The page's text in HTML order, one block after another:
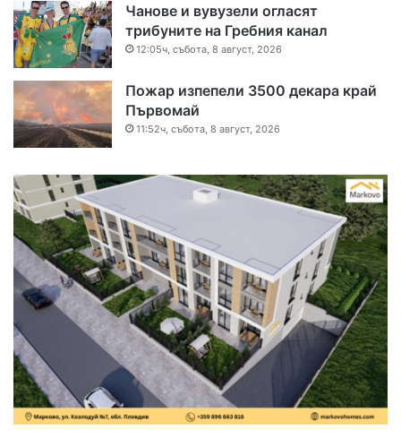
Чанове и вувузели огласят
трибуните на Гребния канал
12:05ч, събота, 8 август, 2026
Пожар изпепели 3500 декара край
Първомай
11:52ч, събота, 8 август, 2026